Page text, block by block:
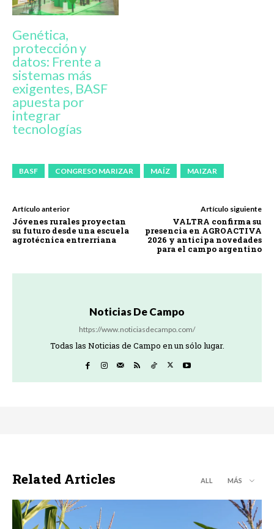
Genética,
protección y
datos: Frente a
sistemas más
exigentes, BASF
apuesta por
integrar
tecnologías
BASF CONGRESO MARIZAR MAÍZ MAIZAR
Artículo anterior
Jóvenes rurales proyectan
su futuro desde una escuela
agrotécnica entrerriana
Artículo siguiente
VALTRA confirma su
presencia en AGROACTIVA
2026 y anticipa novedades
para el campo argentino
Noticias De Campo
https://www.noticiasdecampo.com/
Todas las Noticias de Campo en un sólo lugar.
Related Articles ALL MÁS